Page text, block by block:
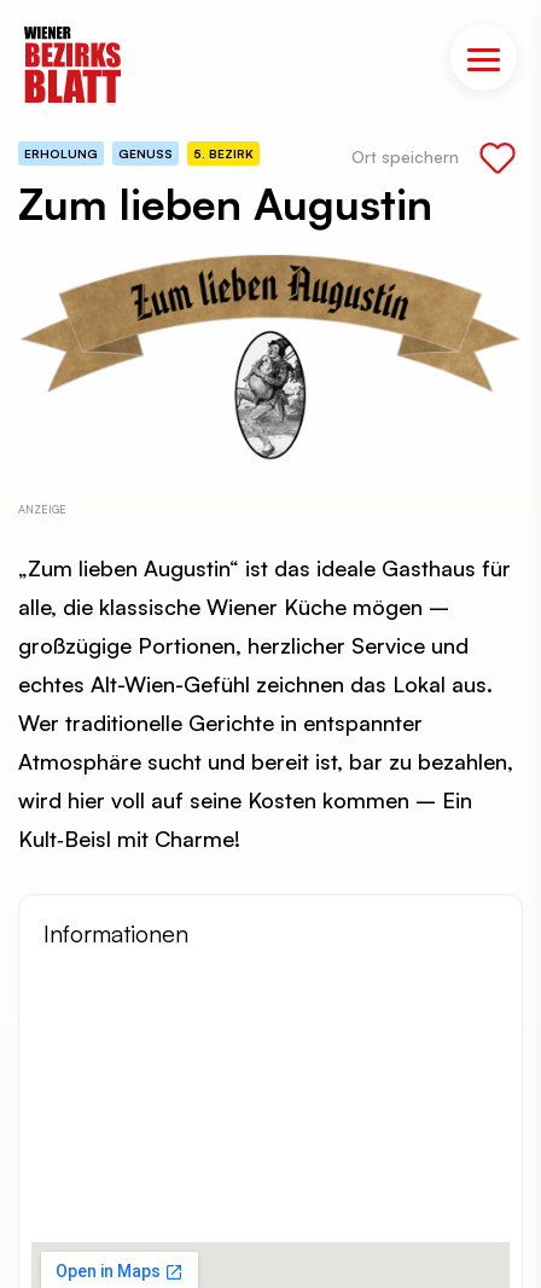
Ort speichern
ERHOLUNG GENUSS 5. BEZIRK
Zum lieben Augustin
„Zum lieben Augustin“ ist das ideale Gasthaus für
alle, die klassische Wiener Küche mögen –
großzügige Portionen, herzlicher Service und
echtes Alt-Wien-Gefühl zeichnen das Lokal aus.
Wer traditionelle Gerichte in entspannter
Atmosphäre sucht und bereit ist, bar zu bezahlen,
wird hier voll auf seine Kosten kommen – Ein
Kult‑Beisl mit Charme!
Informationen